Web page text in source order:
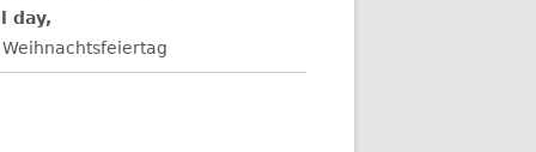
day,
Weihnachtsfeiertag